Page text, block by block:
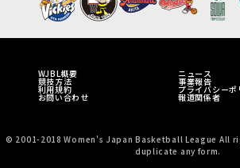
WJBL概要 ニュース
競技方法 事業報告
利用規約 プライバシーポ
お問い合わせ 報道関係者
© 2001-2018 Women's Japan Basketball League All
duplicate any form.